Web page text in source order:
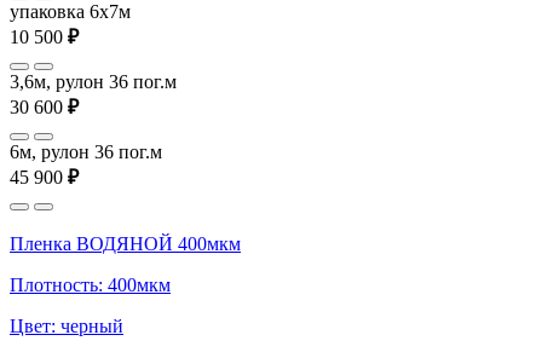
упаковка 6x7м
10 500 ₽
3,6м, рулон 36 пог.м
30 600 ₽
6м, рулон 36 пог.м
45 900 ₽
Пленка ВОДЯНОЙ 400мкм
Плотность: 400мкм
Цвет: черный